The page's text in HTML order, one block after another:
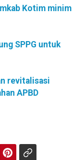
Kotim minim
SPPG untuk
revitalisasi
APBD